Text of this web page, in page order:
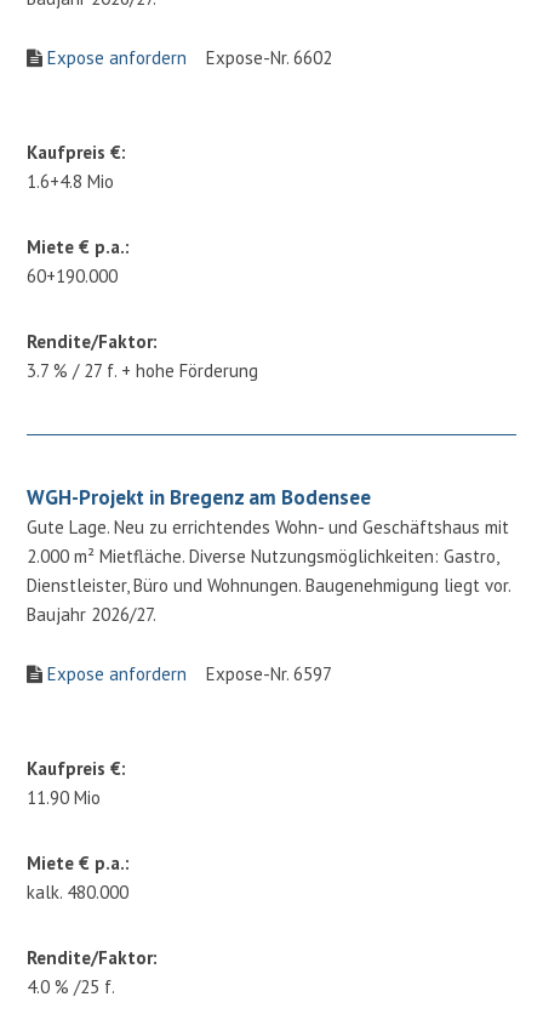
Expose anfordern Expose-Nr. 6602
Kaufpreis €:
1.6+4.8 Mio
Miete € p.a.:
60+190.000
Rendite/Faktor:
3.7 % / 27 f. + hohe Förderung
WGH-Projekt in Bregenz am Bodensee
Gute Lage. Neu zu errichtendes Wohn- und Geschäftshaus mit
2.000 m² Mietfläche. Diverse Nutzungsmöglichkeiten: Gastro,
Dienstleister, Büro und Wohnungen. Baugenehmigung liegt vor.
Baujahr 2026/27.
Expose anfordern Expose-Nr. 6597
Kaufpreis €:
11.90 Mio
Miete € p.a.:
kalk. 480.000
Rendite/Faktor:
4.0 % /25 f.